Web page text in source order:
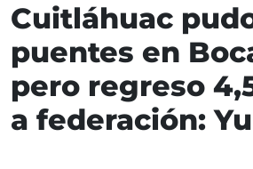
Cuitláhuac
puentes en
pero regreso
a federación: